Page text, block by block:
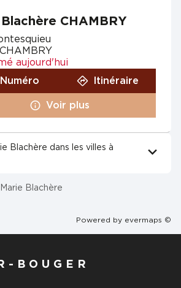
Blachère CHAMBRY
aujourd'hui
Numéro
Itinéraire
Voir plus
Blachère dans les villes à
Blachère
Powered by evermaps ©
BOUGER